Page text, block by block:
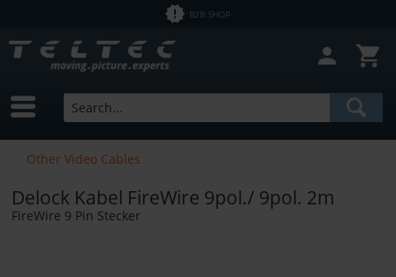
B2B SHOP
Other Video Cables
Delock Kabel FireWire 9pol./ 9pol. 2m
FireWire 9 Pin Stecker